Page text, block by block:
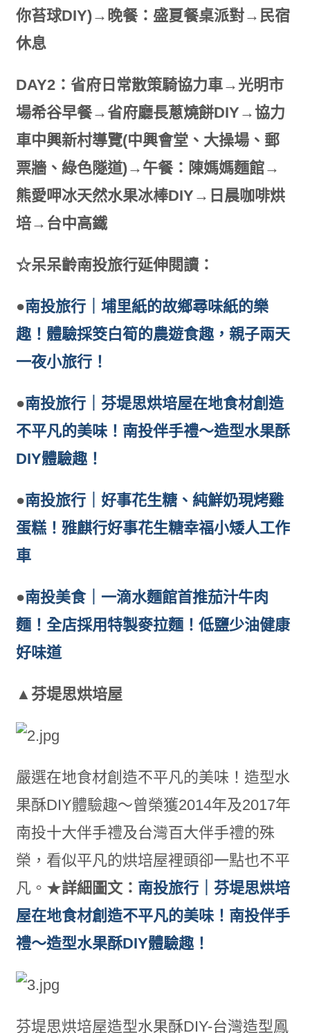
你苔球DIY)→晚餐：盛夏餐桌派對→民宿
休息
DAY2：省府日常散策騎協力車→光明市
場希谷早餐→省府廳長蔥燒餅DIY→協力
車中興新村導覽(中興會堂、大操場、郵
票牆、綠色隧道)→午餐：陳媽媽麵館→
熊愛呷冰天然水果冰棒DIY→日晨咖啡烘
培→台中高鐵
☆呆呆齡南投旅行延伸閱讀：
●南投旅行｜埔里紙的故鄉尋味紙的樂
趣！體驗採筊白筍的農遊食趣，親子兩天
一夜小旅行！
●南投旅行｜芬堤思烘培屋在地食材創造
不平凡的美味！南投伴手禮～造型水果酥
DIY體驗趣！
●南投旅行｜好事花生糖、純鮮奶現烤雞
蛋糕！雅麒行好事花生糖幸福小矮人工作
車
●南投美食｜一滴水麵館首推茄汁牛肉
麵！全店採用特製麥拉麵！低鹽少油健康
好味道
▲芬堤思烘培屋
嚴選在地食材創造不平凡的美味！造型水
果酥DIY體驗趣～曾榮獲2014年及2017年
南投十大伴手禮及台灣百大伴手禮的殊
榮，看似平凡的烘培屋裡頭卻一點也不平
凡。★詳細圖文： 南投旅行｜芬堤思烘培
屋在地食材創造不平凡的美味！南投伴手
禮～造型水果酥DIY體驗趣！
芬堤思烘培屋造型水果酥DIY-台灣造型鳳